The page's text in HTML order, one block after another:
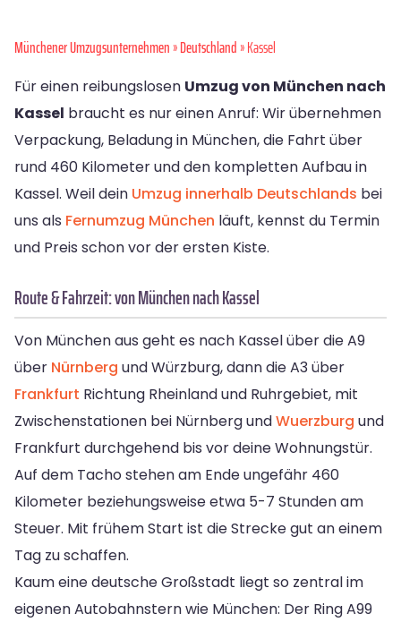
Münchener Umzugsunternehmen»Deutschland» Kassel
Für einen reibungslosen Umzug von München nach
Kassel braucht es nur einen Anruf: Wir übernehmen
Verpackung, Beladung in München, die Fahrt über
rund 460 Kilometer und den kompletten Aufbau in
Kassel. Weil dein Umzug innerhalb Deutschlands bei
uns als Fernumzug München läuft, kennst du Termin
und Preis schon vor der ersten Kiste.
Route & Fahrzeit: von München nach Kassel
Von München aus geht es nach Kassel über die A9
über Nürnberg und Würzburg, dann die A3 über
Frankfurt Richtung Rheinland und Ruhrgebiet, mit
Zwischenstationen bei Nürnberg undWuerzburg und
Frankfurt durchgehend bis vor deine Wohnungstür.
Auf dem Tacho stehen am Ende ungefähr 460
Kilometer beziehungsweise etwa 5-7 Stunden am
Steuer. Mit frühem Start ist die Strecke gut an einem
Tag zu schaffen.
Kaum eine deutsche Großstadt liegt so zentral im
eigenen Autobahnstern wie München: Der Ring A99